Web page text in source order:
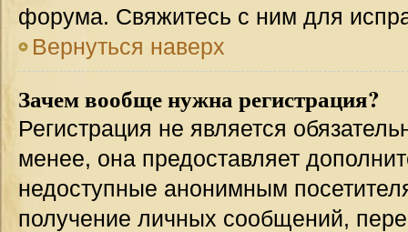
форума. Свяжитесь с ним для
Вернуться наверх
Зачем вообще нужна регистрация?
Регистрация не является
менее, она предоставляет
недоступные анонимным
получение личных сообщений,